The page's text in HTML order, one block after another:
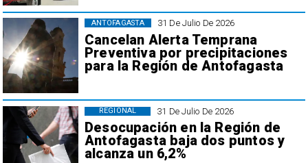
31 De Julio De 2026
Cancelan Alerta Temprana
Preventiva por precipitaciones
para la Región de Antofagasta
ANTOFAGASTA
31 De Julio De 2026
Desocupación en la Región de
Antofagasta baja dos puntos y
alcanza un 6,2%
REGIONAL